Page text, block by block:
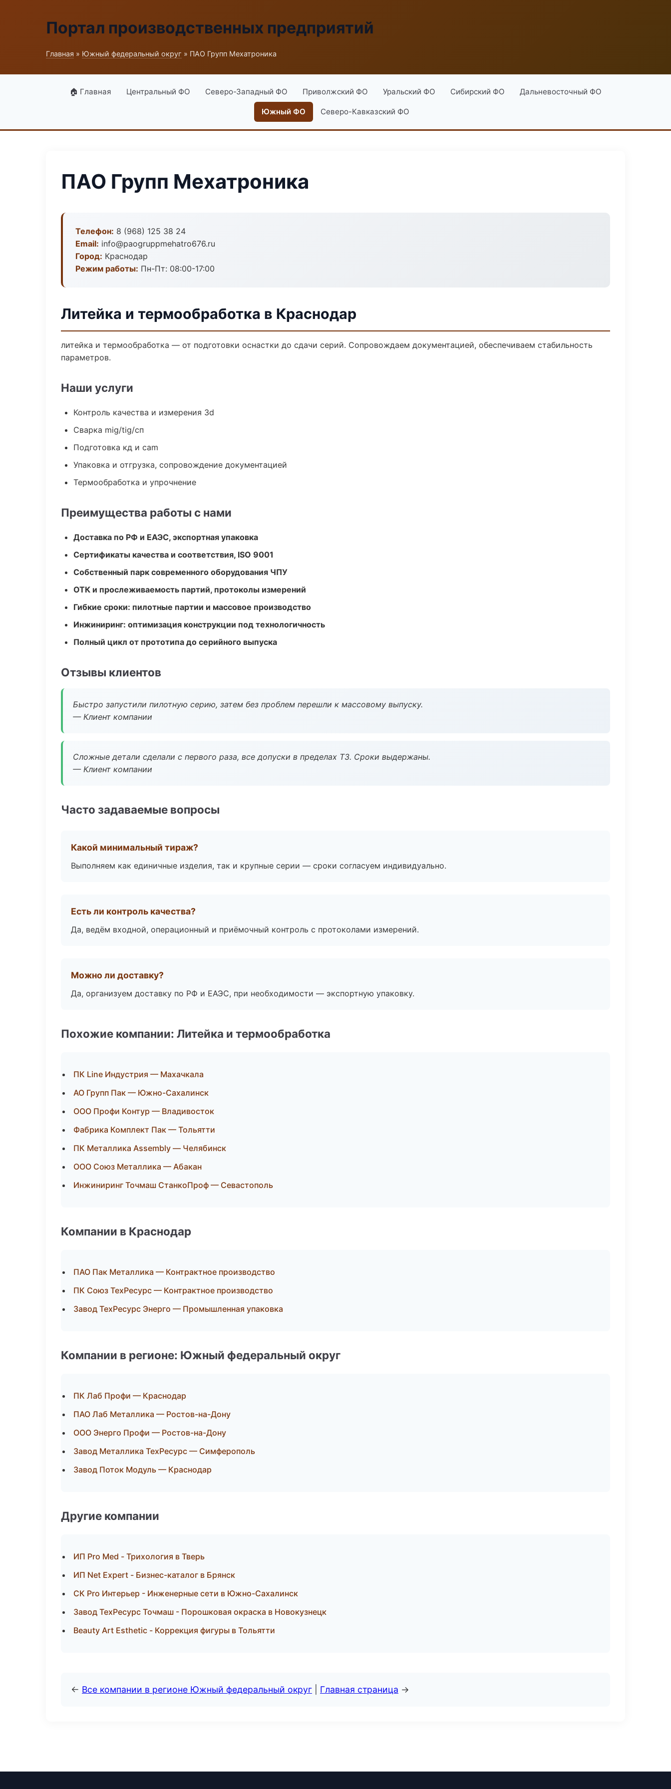
Портал производственных предприятий
Главная » Южный федеральный округ » ПАО Групп Мехатроника
🏠 Главная Центральный ФО Северо-Западный ФО Приволжский ФО Уральский ФО Сибирский ФО Дальневосточный ФО
Южный ФО Северо-Кавказский ФО
ПАО Групп Мехатроника
Телефон: 8 (968) 125 38 24
Email: info@paogruppmehatro676.ru
Город: Краснодар
Режим работы: Пн-Пт: 08:00-17:00
Литейка и термообработка в Краснодар
литейка и термообработка — от подготовки оснастки до сдачи серий. Сопровождаем документацией, обеспечиваем стабильность
параметров.
Наши услуги
Контроль качества и измерения 3d
Сварка mig/tig/сп
Подготовка кд и cam
Упаковка и отгрузка, сопровождение документацией
Термообработка и упрочнение
Преимущества работы с нами
Доставка по РФ и ЕАЭС, экспортная упаковка
Сертификаты качества и соответствия, ISO 9001
Собственный парк современного оборудования ЧПУ
ОТК и прослеживаемость партий, протоколы измерений
Гибкие сроки: пилотные партии и массовое производство
Инжиниринг: оптимизация конструкции под технологичность
Полный цикл от прототипа до серийного выпуска
Отзывы клиентов
Быстро запустили пилотную серию, затем без проблем перешли к массовому выпуску.
— Клиент компании
Сложные детали сделали с первого раза, все допуски в пределах ТЗ. Сроки выдержаны.
— Клиент компании
Часто задаваемые вопросы
Какой минимальный тираж?
Выполняем как единичные изделия, так и крупные серии — сроки согласуем индивидуально.
Есть ли контроль качества?
Да, ведём входной, операционный и приёмочный контроль с протоколами измерений.
Можно ли доставку?
Да, организуем доставку по РФ и ЕАЭС, при необходимости — экспортную упаковку.
Похожие компании: Литейка и термообработка
ПК Line Индустрия — Махачкала
АО Групп Пак — Южно-Сахалинск
ООО Профи Контур — Владивосток
Фабрика Комплект Пак — Тольятти
ПК Металлика Assembly — Челябинск
ООО Союз Металлика — Абакан
Инжиниринг Точмаш СтанкоПроф — Севастополь
Компании в Краснодар
ПАО Пак Металлика — Контрактное производство
ПК Союз ТехРесурс — Контрактное производство
Завод ТехРесурс Энерго — Промышленная упаковка
Компании в регионе: Южный федеральный округ
ПК Лаб Профи — Краснодар
ПАО Лаб Металлика — Ростов-на-Дону
ООО Энерго Профи — Ростов-на-Дону
Завод Металлика ТехРесурс — Симферополь
Завод Поток Модуль — Краснодар
Другие компании
ИП Pro Med - Трихология в Тверь
ИП Net Expert - Бизнес-каталог в Брянск
СК Pro Интерьер - Инженерные сети в Южно-Сахалинск
Завод ТехРесурс Точмаш - Порошковая окраска в Новокузнецк
Beauty Art Esthetic - Коррекция фигуры в Тольятти
← Все компании в регионе Южный федеральный округ Главная страница →